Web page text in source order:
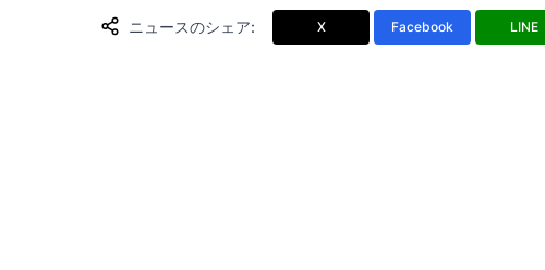
ニュースのシェア: X Facebook LINE